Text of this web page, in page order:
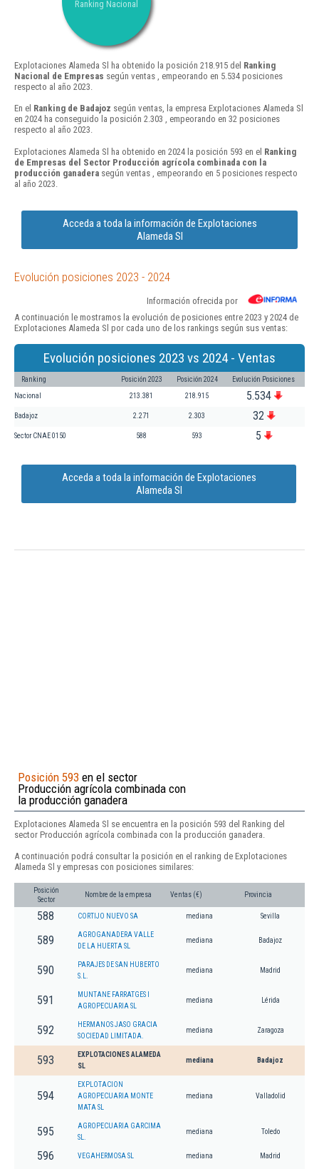
Ranking Nacional
Explotaciones Alameda Sl ha obtenido la posición 218.915 del Ranking
Nacional de Empresas según ventas , empeorando en 5.534 posiciones
respecto al año 2023.
En el Ranking de Badajoz según ventas, la empresa Explotaciones Alameda Sl
en 2024 ha conseguido la posición 2.303 , empeorando en 32 posiciones
respecto al año 2023.
Explotaciones Alameda Sl ha obtenido en 2024 la posición 593 en el Ranking
de Empresas del Sector Producción agrícola combinada con la
producción ganadera según ventas , empeorando en 5 posiciones respecto
al año 2023.
Acceda a toda la información de Explotaciones
Alameda Sl
Evolución posiciones 2023 - 2024
Información ofrecida por
A continuación le mostramos la evolución de posiciones entre 2023 y 2024 de
Explotaciones Alameda Sl por cada uno de los rankings según sus ventas:
Evolución posiciones 2023 vs 2024 - Ventas
Ranking Posición 2023 Posición 2024 Evolución Posiciones
Nacional 213.381 218.915 5.534
Badajoz 2.271 2.303 32
Sector CNAE 0150 588 593 5
Acceda a toda la información de Explotaciones
Alameda Sl
Posición 593 en el sector
Producción agrícola combinada con
la producción ganadera
Explotaciones Alameda Sl se encuentra en la posición 593 del Ranking del
sector Producción agrícola combinada con la producción ganadera.
A continuación podrá consultar la posición en el ranking de Explotaciones
Alameda Sl y empresas con posiciones similares:
Posición
Sector
Nombre de la empresa Ventas (€) Provincia
588 CORTIJO NUEVO SA mediana Sevilla
589
AGROGANADERA VALLE
DE LA HUERTA SL
mediana Badajoz
590
PARAJES DE SAN HUBERTO
S.L.
mediana Madrid
591
MUNTANE FARRATGES I
AGROPECUARIA SL
mediana Lérida
592
HERMANOS JASO GRACIA
SOCIEDAD LIMITADA.
mediana Zaragoza
593
EXPLOTACIONES ALAMEDA
SL
mediana Badajoz
594
EXPLOTACION
AGROPECUARIA MONTE
MATA SL
mediana Valladolid
595
AGROPECUARIA GARCIMA
SL.
mediana Toledo
596 VEGAHERMOSA SL mediana Madrid